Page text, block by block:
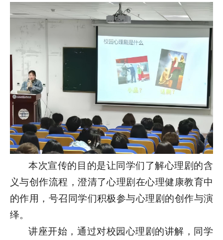
本次宣传的目的是让同学们了解心理剧的含
义与创作流程，澄清了心理剧在心理健康教育中
的作用，号召同学们积极参与心理剧的创作与演
绎。
讲座开始，通过对校园心理剧的讲解，同学